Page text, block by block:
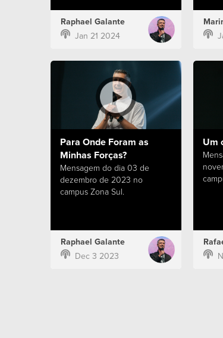
Raphael Galante
Jan 21 2024
Para Onde Foram as
Minhas Forças?
Mensagem do dia 03 de
dezembro de 2023 no
campus Zona Sul.
Raphael Galante
Dec 3 2023
Um